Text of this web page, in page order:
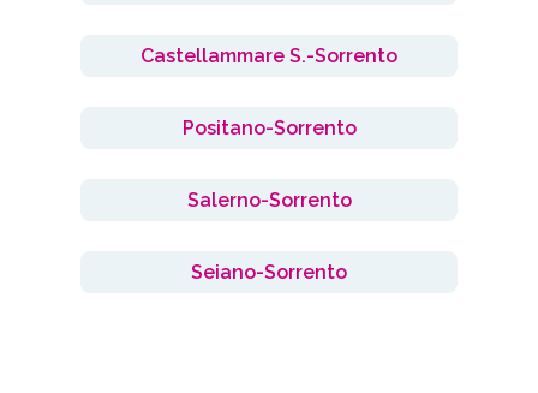
Castellammare S.-Sorrento
Positano-Sorrento
Salerno-Sorrento
Seiano-Sorrento